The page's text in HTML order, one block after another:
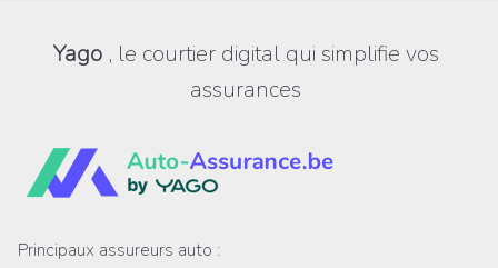
Yago , le courtier digital qui simplifie vos
assurances
Principaux assureurs auto :